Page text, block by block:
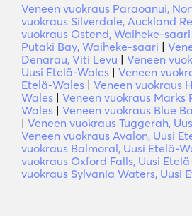
Veneen vuokraus Paraoanui,
vuokraus Silverdale, Auckland
vuokraus Ostend, Waiheke-saari
Putaki Bay, Waiheke-saari |
Denarau, Viti Levu | Veneen
Uusi Etelä-Wales | Veneen
Etelä-Wales | Veneen vuokraus
Wales | Veneen vuokraus Marks
Wales | Veneen vuokraus Blue
| Veneen vuokraus Tuggerah,
Veneen vuokraus Avalon, Uusi
vuokraus Balmoral, Uusi Etelä-
vuokraus Oxford Falls, Uusi
vuokraus Sylvania Waters, Uusi